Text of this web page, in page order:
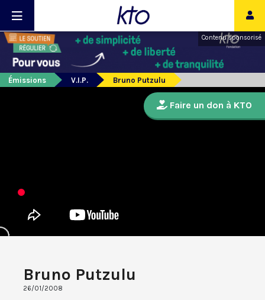
Contenu sponsorisé
Émissions V.I.P. Bruno Putzulu
Bruno Putzulu
26/01/2008
Faire un don à KTO